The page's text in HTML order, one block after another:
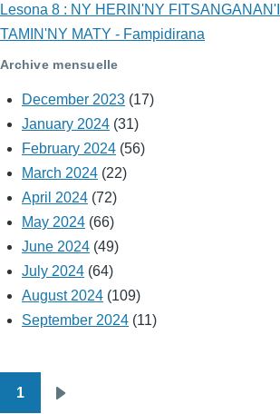
Lesona 8 : NY HERIN'NY
TAMIN'NY MATY - Fampidirana
Archive mensuelle
December 2023 (17)
January 2024 (31)
February 2024 (56)
March 2024 (22)
April 2024 (72)
May 2024 (66)
June 2024 (49)
July 2024 (64)
August 2024 (109)
September 2024 (11)
Pagination
1